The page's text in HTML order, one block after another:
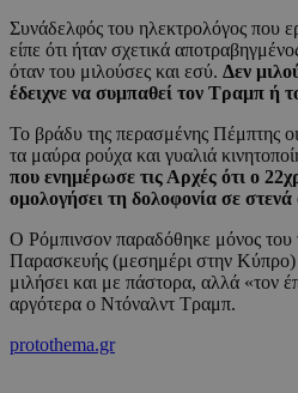
Συνάδελφός του ηλεκτρολόγος που
είπε ότι ήταν σχετικά
όταν του μιλούσες και εσύ. Δεν
έδειχνε να συμπαθεί τον Τραμπ ή
Το βράδυ της περασμένης Πέμπτης
τα μαύρα ρούχα και γυαλιά
που ενημέρωσε τις Αρχές ότι ο
ομολογήσει τη δολοφονία σε
Ο Ρόμπινσον παραδόθηκε μόνος του
Παρασκευής (μεσημέρι στην Κύπρο)
μιλήσει και με πάστορα, αλλά «τον
αργότερα ο Ντόναλντ Τραμπ.
protothema.gr